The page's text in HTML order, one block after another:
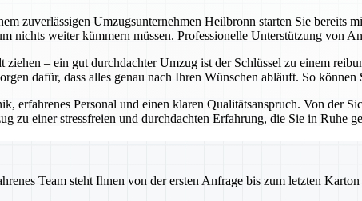
zuverlässigen Umzugsunternehmen Heilbronn starten Sie bereits
nichts weiter kümmern müssen. Professionelle Unterstützung von
– ein gut durchdachter Umzug ist der Schlüssel zu einem
dafür, dass alles genau nach Ihren Wünschen abläuft. So
erfahrenes Personal und einen klaren Qualitätsanspruch. Von der
einer stressfreien und durchdachten Erfahrung, die Sie in Ruhe
Team steht Ihnen von der ersten Anfrage bis zum letzten